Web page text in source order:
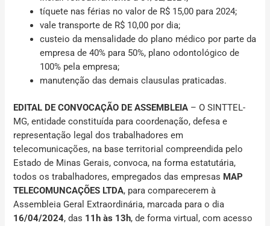
tíquete nas férias no valor de R$ 15,00 para 2024;
vale transporte de R$ 10,00 por dia;
custeio da mensalidade do plano médico por parte da
empresa de 40% para 50%, plano odontológico de
100% pela empresa;
manutenção das demais clausulas praticadas.
EDITAL DE CONVOCAÇÃO DE ASSEMBLEIA – O SINTTEL-
MG, entidade constituída para coordenação, defesa e
representação legal dos trabalhadores em
telecomunicações, na base territorial compreendida pelo
Estado de Minas Gerais, convoca, na forma estatutária,
todos os trabalhadores, empregados das empresas MAP
TELECOMUNCAÇÕES LTDA, para comparecerem à
Assembleia Geral Extraordinária, marcada para o dia
16/04/2024, das 11h às 13h, de forma virtual, com acesso